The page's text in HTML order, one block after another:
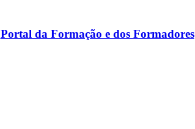
Portal da Formação e dos Formadores